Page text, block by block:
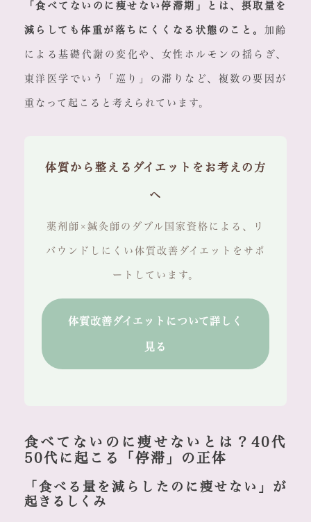
「食べてないのに痩せない停滞期」とは、摂取量を
減らしても体重が落ちにくくなる状態のこと。 加齢
による基礎代謝の変化や、女性ホルモンの揺らぎ、
東洋医学でいう「巡り」の滞りなど、複数の要因が
重なって起こると考えられています。
体質から整えるダイエットをお考えの方
へ
薬剤師×鍼灸師のダブル国家資格による、リ
バウンドしにくい体質改善ダイエットをサポ
ートしています。
体質改善ダイエットについて詳しく
見る
食べてないのに痩せないとは？40代
50代に起こる「停滞」の正体
「食べる量を減らしたのに痩せない」が
起きるしくみ